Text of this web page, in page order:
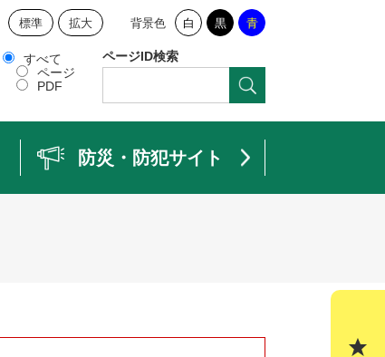
標準 拡大 背景色 白 黒 青
すべて
ページ
PDF
ページID検索
防災・防犯サイト